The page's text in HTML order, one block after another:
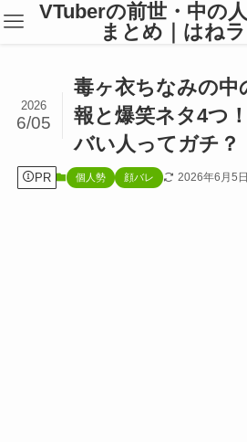
VTuberの前世・中の
まとめ｜はねラ
毒ヶ衣ちなみの中
報と爆笑ネタ4つ
バい人ってガチ？
2026
6/05
PR 個人勢 顔バレ 2026年6月5日